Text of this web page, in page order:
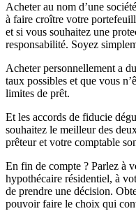
Acheter au nom d’une
à faire croître votre
et si vous souhaitez une
responsabilité. Soyez
Acheter personnellement a
taux possibles et que vous
limites de prêt.
Et les accords de fiducie
souhaitez le meilleur des
prêteur et votre comptable
En fin de compte ? Parlez à
hypothécaire résidentiel, à
de prendre une décision.
pouvoir faire le choix qui